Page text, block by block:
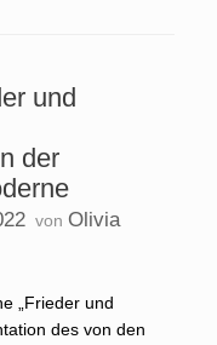
und
der
von Olivia
„Frieder und
des von den